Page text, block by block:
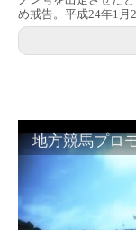
め戒告。平成24年1月